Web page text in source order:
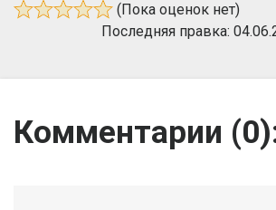
(Пока оценок нет)
Последняя правка:
Комментарии (0